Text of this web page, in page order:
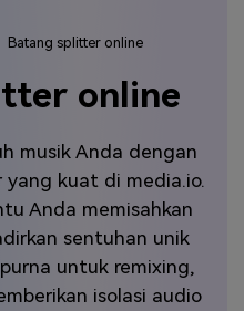
Apa yang Baru
Batang splitter online
online
musik Anda dengan
kuat di media.io.
Anda memisahkan
sentuhan unik
untuk remixing,
isolasi audio